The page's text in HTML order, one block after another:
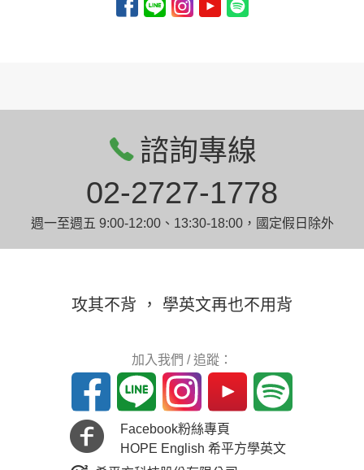
諮詢專線
02-2727-1778
週一至週五 9:00-12:00、13:30-18:00，國定假日除外
攻其不背 ， 學英文再也不用背
加入我們 / 追蹤：
Facebook粉絲專頁
HOPE English 希平方學英文